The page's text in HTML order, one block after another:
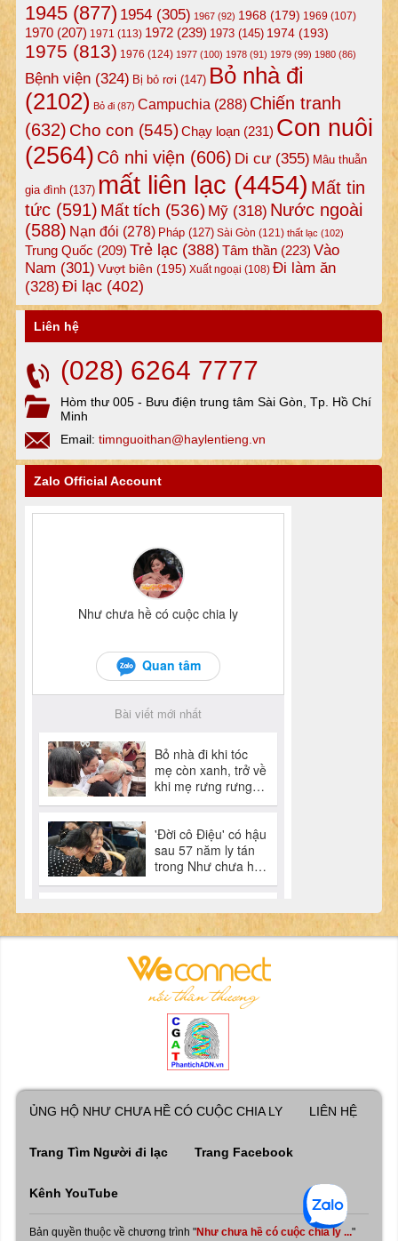
1945(877) 1954(305) 1967(92) 1968(179) 1969 (107)
1970(207) 1971 (113) 1972(239) 1973(145) 1974(193)
1975 (813) 1976 (124) 1977(100) 1978(91) 1979(99) 1980(86)
Bệnh viện(324) Bị bỏ rơi (147) Bỏ nhà đi
(2102) Bỏ đi(87) Campuchia (288) Chiến tranh
(632) Cho con (545)Chạy loạn(231) Con nuôi
(2564) Cô nhi viện (606) Di cư(355) Mâu thuẫn
gia đình(137) mất liên lạc (4454) Mất tin
tức(591) Mất tích (536) Mỹ(318) Nước ngoài
(588) Nạn đói (278) Pháp(127) Sài Gòn (121) thất lạc (102)
Trung Quốc (209) Trẻ lạc(388) Tâm thần(223) Vào
Nam (301) Vượt biên (195) Xuất ngoại (108) Đi làm ăn
(328) Đi lạc(402)
Liên hệ
(028) 6264 7777
Hòm thư 005 - Bưu điện trung tâm Sài Gòn, Tp. Hồ Chí
Minh
Email: timnguoithan@haylentieng.vn
Zalo Official Account
ỦNG HỘ NHƯ CHƯA HỀ CÓ CUỘC CHIA LY LIÊN HỆ
Trang Tìm Người đi lạc Trang Facebook
Kênh YouTube
Bản quyền thuộc về chương trình "Như chưa hề có cuộc chia ly ..."